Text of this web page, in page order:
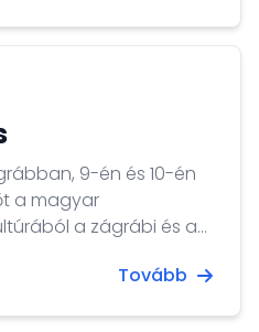
9-én és 10-én
a magyar
a zágrábi és a
a Vendégoktatók a
Tovább